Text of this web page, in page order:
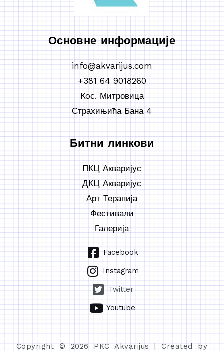
Основне информације
info@akvarijus.com
+381 64 9018260
Koс. Митровица
Страхињића Бана 4
Битни линкови
ПКЦ Акваријус
ДКЦ Акваријус
Арт Терапија
Фестивали
Галерија
Facebook
Instagram
Twitter
Youtube
Copyright © 2026 PKC Akvarijus | Created by